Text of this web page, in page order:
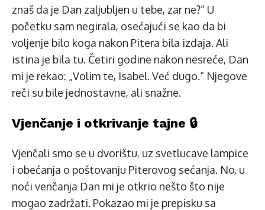
znaš da je Dan zaljubljen u tebe, zar ne?“ U
početku sam negirala, osećajući se kao da bi
voljenje bilo koga nakon Pitera bila izdaja. Ali
istina je bila tu. Četiri godine nakon nesreće, Dan
mi je rekao: „Volim te, Isabel. Već dugo.“ Njegove
reči su bile jednostavne, ali snažne.
Vjenčanje i otkrivanje tajne 🔒
Vjenčali smo se u dvorištu, uz svetlucave lampice
i obećanja o poštovanju Piterovog sećanja. No, u
noći venčanja Dan mi je otkrio nešto što nije
mogao zadržati. Pokazao mi je prepisku sa